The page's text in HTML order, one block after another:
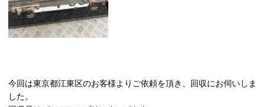
今回は東京都江東区のお客様よりご依頼を頂き、回収にお伺いしま
した。